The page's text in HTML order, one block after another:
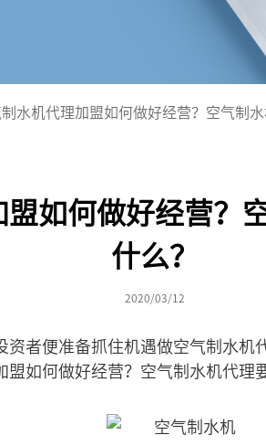
水机代理加盟如何做好经营？空气制
如何做好经营？
什么？
2020/03/12
资者便准备抓住机遇做空气制水
盟如何做好经营？空气制水机代理